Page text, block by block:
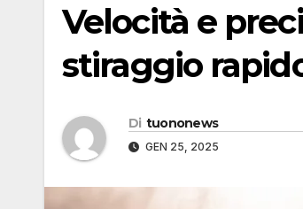
Velocità e
stiraggio
Di tuononews
GEN 25, 2025